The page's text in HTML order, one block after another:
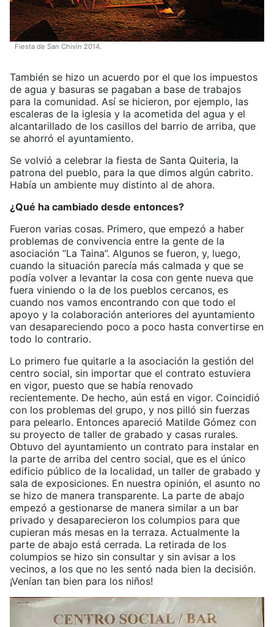
Fiesta de San Chivín 2014.
También se hizo un acuerdo por el que los impuestos
de agua y basuras se pagaban a base de trabajos
para la comunidad. Así se hicieron, por ejemplo, las
escaleras de la iglesia y la acometida del agua y el
alcantarillado de los casillos del barrio de arriba, que
se ahorró el ayuntamiento.
Se volvió a celebrar la fiesta de Santa Quiteria, la
patrona del pueblo, para la que dimos algún cabrito.
Había un ambiente muy distinto al de ahora.
¿Qué ha cambiado desde entonces?
Fueron varias cosas. Primero, que empezó a haber
problemas de convivencia entre la gente de la
asociación “La Taina”. Algunos se fueron, y, luego,
cuando la situación parecía más calmada y que se
podía volver a levantar la cosa con gente nueva que
fuera viniendo o la de los pueblos cercanos, es
cuando nos vamos encontrando con que todo el
apoyo y la colaboración anteriores del ayuntamiento
van desapareciendo poco a poco hasta convertirse en
todo lo contrario.
Lo primero fue quitarle a la asociación la gestión del
centro social, sin importar que el contrato estuviera
en vigor, puesto que se había renovado
recientemente. De hecho, aún está en vigor. Coincidió
con los problemas del grupo, y nos pilló sin fuerzas
para pelearlo. Entonces apareció Matilde Gómez con
su proyecto de taller de grabado y casas rurales.
Obtuvo del ayuntamiento un contrato para instalar en
la parte de arriba del centro social, que es el único
edificio público de la localidad, un taller de grabado y
sala de exposiciones. En nuestra opinión, el asunto no
se hizo de manera transparente. La parte de abajo
empezó a gestionarse de manera similar a un bar
privado y desaparecieron los columpios para que
cupieran más mesas en la terraza. Actualmente la
parte de abajo está cerrada. La retirada de los
columpios se hizo sin consultar y sin avisar a los
vecinos, a los que no les sentó nada bien la decisión.
¡Venían tan bien para los niños!